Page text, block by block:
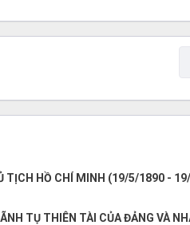
TỊCH HỒ CHÍ MINH (19/5/1890 -
TỤ THIÊN TÀI CỦA ĐẢNG VÀ